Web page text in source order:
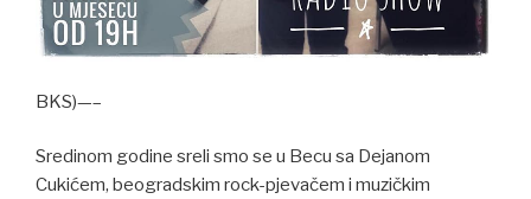
BKS)—–
Sredinom godine sreli smo se u Becu sa Dejanom
Cukićem, beogradskim rock-pjevačem i muzičkim